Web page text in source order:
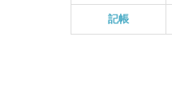
記帳